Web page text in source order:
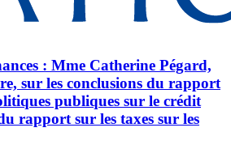
: Mme Catherine Pégard,
sur les conclusions du rapport
publiques sur le crédit
rapport sur les taxes sur les